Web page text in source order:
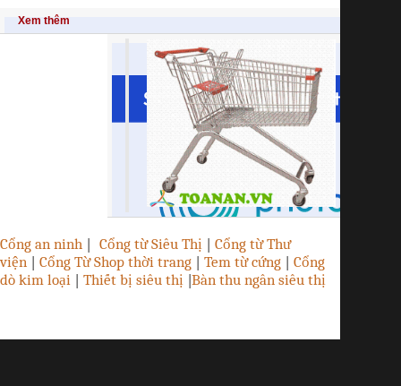
Xem thêm
Cổng an ninh | Cổng từ Siêu Thị | Cổng từ Thư
viện | Cổng Từ Shop thời trang | Tem từ cứng | Cổng
dò kim loại | Thiết bị siêu thị |Bàn thu ngân siêu thị